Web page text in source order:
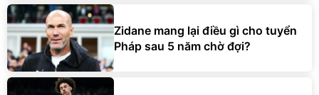
Zidane mang lại điều gì cho tuyển
Pháp sau 5 năm chờ đợi?